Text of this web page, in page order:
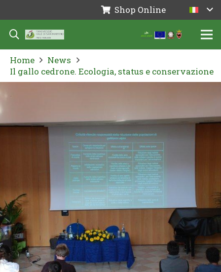
Shop Online
Home
News
Il gallo cedrone. Ecologia, status e conservazione